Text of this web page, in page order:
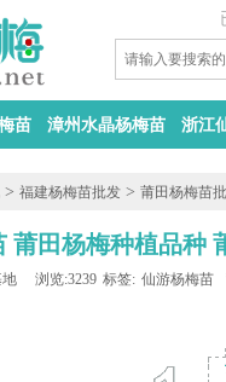
苗 漳州水晶杨梅苗 浙江
> 福建杨梅苗批发 > 莆田杨梅苗
莆田杨梅种植品种
地 浏览:3239 标签: 仙游杨梅苗